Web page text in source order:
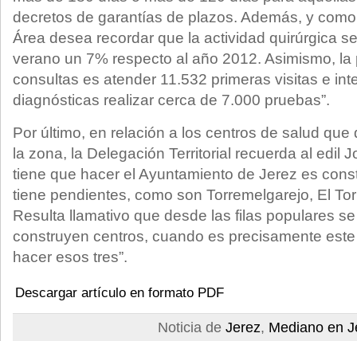
decretos de garantías de plazos. Además, y
Área desea recordar que la actividad quirúrgica
verano un 7% respecto al año 2012. Asimismo,
consultas es atender 11.532 primeras visitas e
diagnósticas realizar cerca de 7.000 pruebas”.
Por último, en relación a los centros de salud
la zona, la Delegación Territorial recuerda al edil
tiene que hacer el Ayuntamiento de Jerez es
tiene pendientes, como son Torremelgarejo, El
Resulta llamativo que desde las filas populares
construyen centros, cuando es precisamente
hacer esos tres”.
Descargar artículo en formato PDF
Noticia de Jerez, Mediano en